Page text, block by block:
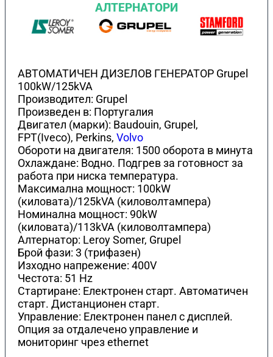
АЛТЕРНАТОРИ
АВТОМАТИЧЕН ДИЗЕЛОВ ГЕНЕРАТОР Grupel
100kW/125kVA
Производител: Grupel
Произведен в: Португалия
Двигател (марки): Baudouin, Grupel,
FPT(Iveco), Perkins, Volvo
Обороти на двигателя: 1500 оборота в минута
Охлаждане: Водно. Подгрев за готовност за
работа при ниска температура.
Максимална мощност: 100kW
(киловата)/125kVA (киловолтамперa)
Номинална мощност: 90kW
(киловата)/113kVA (киловолтамперa)
Алтернатор: Leroy Somer, Grupel
Брой фази: 3 (трифазен)
Изходно напрежение: 400V
Честота: 51 Hz
Стартиране: Електронен старт. Автоматичен
старт. Дистанционен старт.
Управление: Електронен панел с дисплей.
Опция за отдалечено управление и
мониторинг чрез ethernet